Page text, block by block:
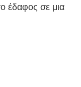
έδαφος σε μια